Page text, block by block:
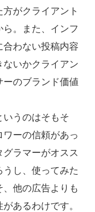
がクライアント
。また、インフ
合わない投稿内容
いかクライアン
ーのブランド価値
いうのはそもそ
ワーの信頼があっ
ラマーがオスス
うし、使ってみた
他の広告よりも
あるわけです。